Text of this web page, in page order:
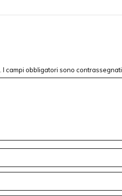
I campi obbligatori sono contrassegnati